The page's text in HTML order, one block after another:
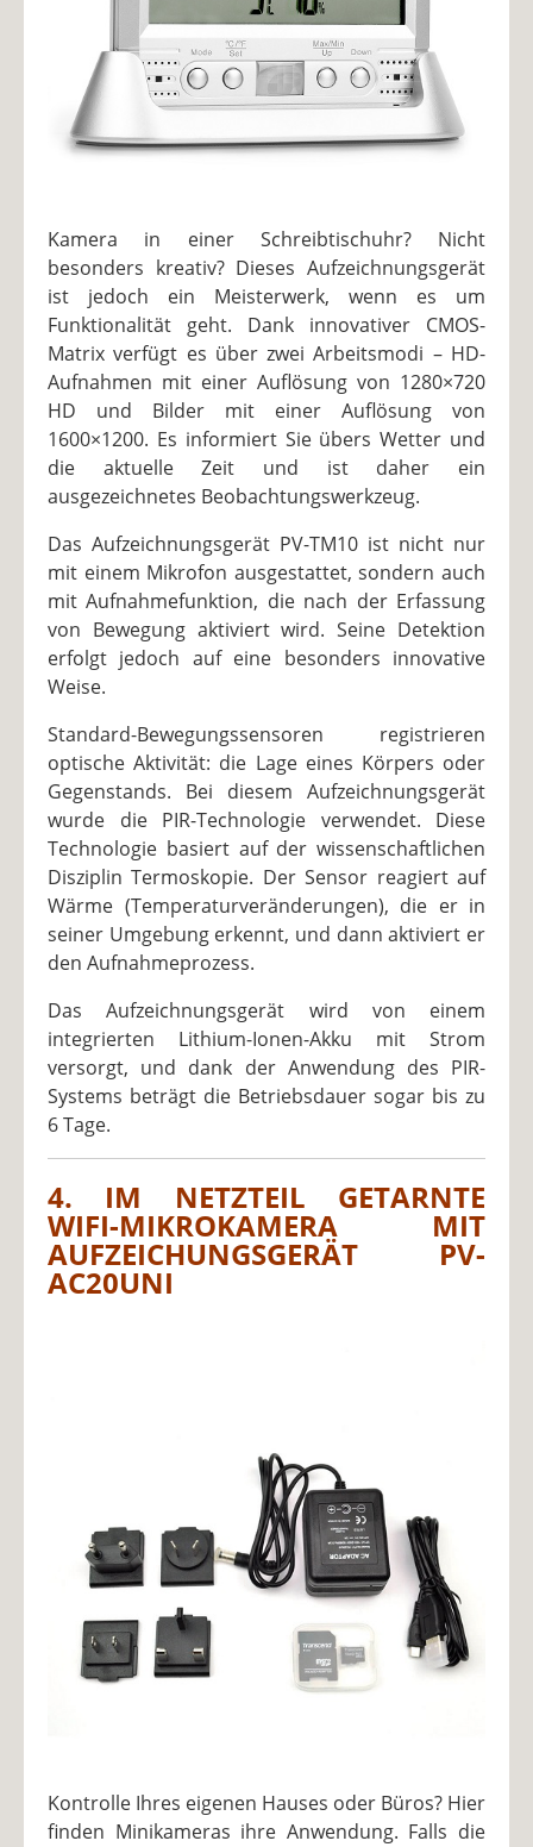
Kamera in einer Schreibtischuhr? Nicht
besonders kreativ? Dieses Aufzeichnungsgerät
ist jedoch ein Meisterwerk, wenn es um
Funktionalität geht. Dank innovativer CMOS-
Matrix verfügt es über zwei Arbeitsmodi – HD-
Aufnahmen mit einer Auflösung von 1280×720
HD und Bilder mit einer Auflösung von
1600×1200. Es informiert Sie übers Wetter und
die aktuelle Zeit und ist daher ein
ausgezeichnetes Beobachtungswerkzeug.
Das Aufzeichnungsgerät PV-TM10 ist nicht nur
mit einem Mikrofon ausgestattet, sondern auch
mit Aufnahmefunktion, die nach der Erfassung
von Bewegung aktiviert wird. Seine Detektion
erfolgt jedoch auf eine besonders innovative
Weise.
Standard-Bewegungssensoren registrieren
optische Aktivität: die Lage eines Körpers oder
Gegenstands. Bei diesem Aufzeichnungsgerät
wurde die PIR-Technologie verwendet. Diese
Technologie basiert auf der wissenschaftlichen
Disziplin Termoskopie. Der Sensor reagiert auf
Wärme (Temperaturveränderungen), die er in
seiner Umgebung erkennt, und dann aktiviert er
den Aufnahmeprozess.
Das Aufzeichnungsgerät wird von einem
integrierten Lithium-Ionen-Akku mit Strom
versorgt, und dank der Anwendung des PIR-
Systems beträgt die Betriebsdauer sogar bis zu
6 Tage.
4. IM NETZTEIL GETARNTE
WIFI-MIKROKAMERA MIT
AUFZEICHUNGSGERÄT PV-
AC20UNI
Kontrolle Ihres eigenen Hauses oder Büros? Hier
finden Minikameras ihre Anwendung. Falls die